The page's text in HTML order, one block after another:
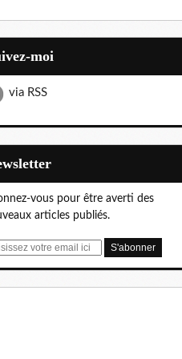
moi
via RSS
vous pour être averti des
articles publiés.